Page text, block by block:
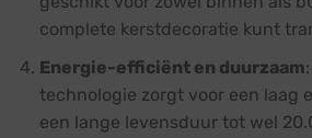
complete kerstdecoratie kunt
Energie-efficiënt en duurzaam
technologie zorgt voor een laag
een lange levensduur tot wel